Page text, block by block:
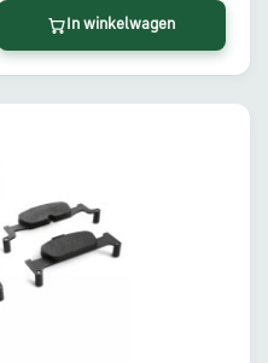
In winkelwagen